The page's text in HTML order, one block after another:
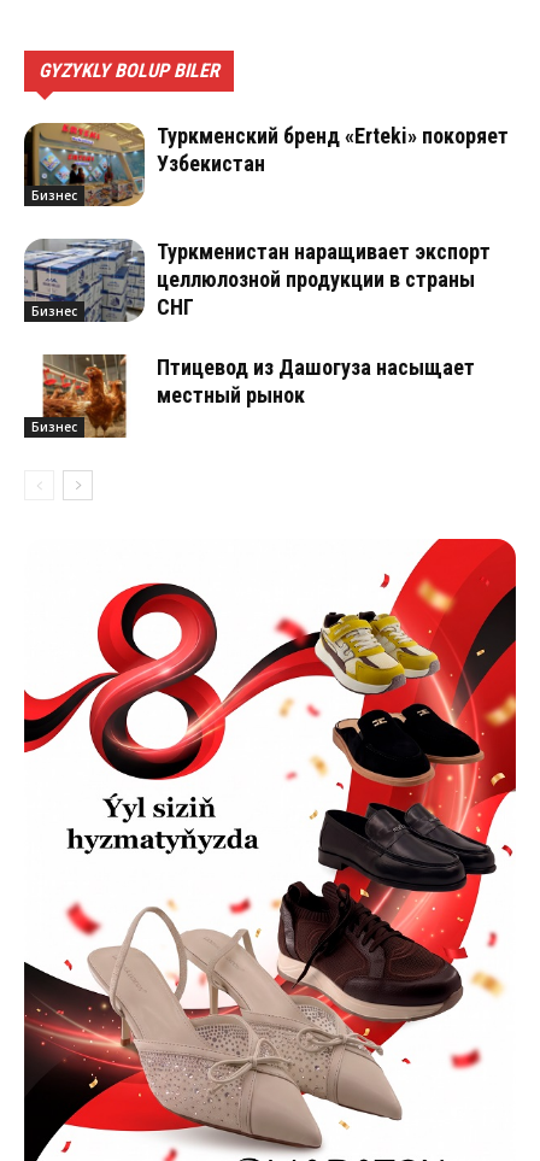
GYZYKLY BOLUP BILER
Бизнес
Туркменский бренд «Erteki» покоряет
Узбекистан
Бизнес
Туркменистан наращивает экспорт
целлюлозной продукции в страны
СНГ
Бизнес
Птицевод из Дашогуза насыщает
местный рынок